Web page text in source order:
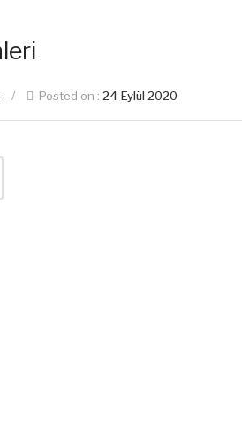
/ Posted on : 24 Eylül 2020